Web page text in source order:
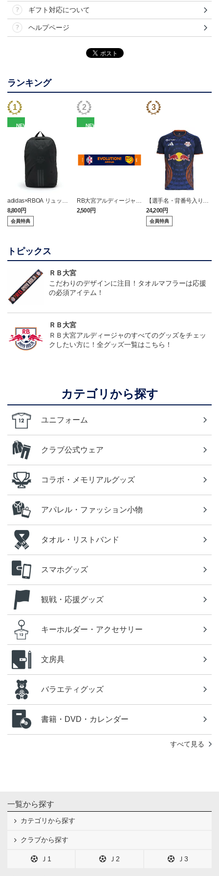
ギフト対応について
ヘルプページ
ランキング
NEW
adidas×RBOA リュック
（選手着用モデル）
8,800円
会員特典
NEW
RB大宮アルディージャ
ピカチュウ タオルマフラ
ー
2,500円
【選手名・背番号入り】
2026/27オーセンティッ
クユニフォーム（フィー
ルド1st）
24,200円
会員特典
トピックス
ＲＢ大宮
こだわりのデザインに注目！タオルマフラーは応援
の必須アイテム！
ＲＢ大宮
ＲＢ大宮アルディージャのすべてのグッズをチェッ
クしたい方に！全グッズ一覧はこちら！
カテゴリから探す
ユニフォーム
クラブ公式ウェア
コラボ・メモリアルグッズ
アパレル・ファッション小物
タオル・リストバンド
スマホグッズ
観戦・応援グッズ
キーホルダー・アクセサリー
文房具
バラエティグッズ
書籍・DVD・カレンダー
すべて見る
一覧から探す
カテゴリから探す
クラブから探す
Ｊ1 Ｊ2 Ｊ3